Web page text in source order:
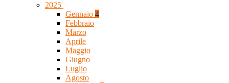
2025
Gennaio 4
Febbraio
Marzo
Aprile
Maggio
Giugno
Luglio
Agosto